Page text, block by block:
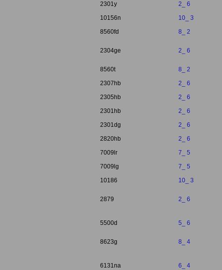
2301y
2_ 6
10156n
10_ 3
8560fd
8_ 2
2304ge 2_ 6
8560t
8_ 2
2307hb
2_ 6
2305hb
2_ 6
2301hb
2_ 6
2301dg
2_ 6
2820hb
2_ 6
7009lr
7_ 5
7009lg
7_ 5
10186
10_ 3
2879 2_ 6
5500d 5_ 6
8623g 8_ 4
6131na 6_ 4